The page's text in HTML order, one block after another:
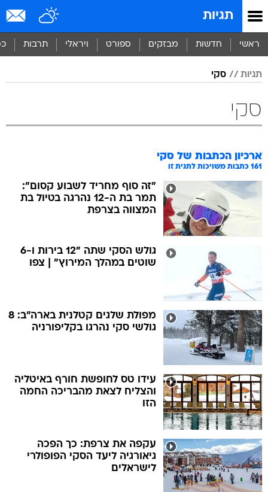
תגיות
ראשי חדשות מבזקים ספורט ויראלי תרבות
תגיות סקי
סקי
ארכיון הכתבות של סקי
161 כתבות משויכות לתגית זו
"זה סוף מחריד לשבוע קסום":
תמר בת ה-12 נהרגה בטיול בת
המצווה בצרפת
גולש הסקי שתה "12 בירות ו-6
שוטים במהלך המירוץ" | צפו
מפולת שלגים קטלנית בארה"ב: 8
גולשי סקי נהרגו בקליפורניה
עידו טס לחופשת חורף באיטליה
והצליח לצאת מהבריכה החמה
הזו
עקפה את צרפת: כך הפכה
גיאורגיה ליעד הסקי הפופולרי
לישראלים